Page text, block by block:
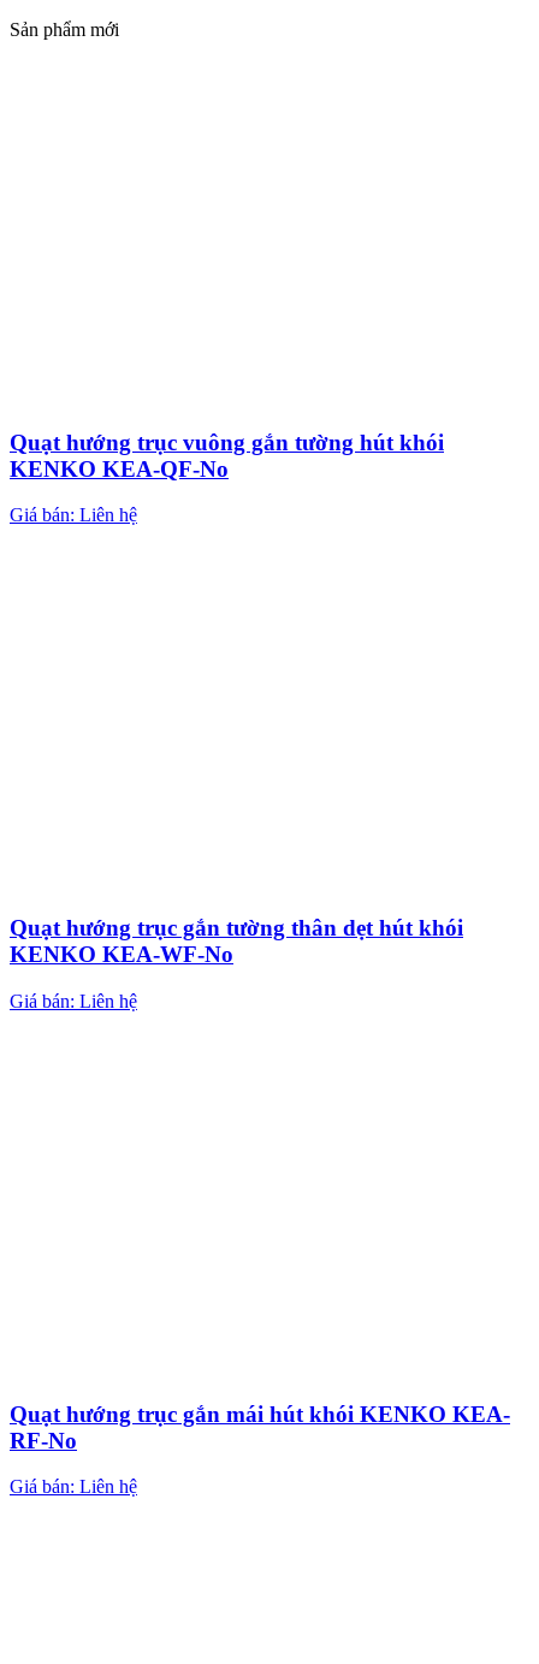
Sản phẩm mới
Quạt hướng trục vuông gắn tường hút khói
KENKO KEA-QF-No
Giá bán: Liên hệ
Quạt hướng trục gắn tường thân dẹt hút khói
KENKO KEA-WF-No
Giá bán: Liên hệ
Quạt hướng trục gắn mái hút khói KENKO KEA-
RF-No
Giá bán: Liên hệ